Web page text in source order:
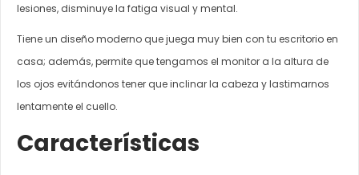
lesiones, disminuye la fatiga visual y mental.
Tiene un diseño moderno que juega muy bien con tu escritorio en
casa; además, permite que tengamos el monitor a la altura de
los ojos evitándonos tener que inclinar la cabeza y lastimarnos
lentamente el cuello.
Características